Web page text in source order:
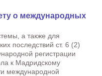
о международных
а также для
последствий ст. 6 (2)
регистрации
к Мадридскому
международной